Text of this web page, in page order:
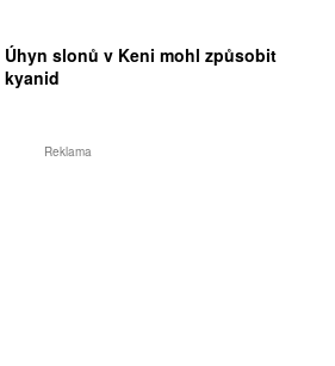
Úhyn slonů v Keni mohl způsobit
kyanid
Reklama